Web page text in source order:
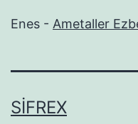
Enes - Ametaller
SIFREX